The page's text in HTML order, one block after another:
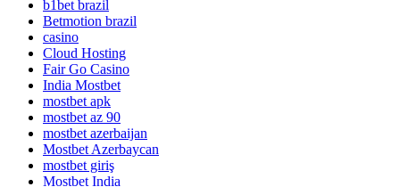
b1bet brazil
Betmotion brazil
casino
Cloud Hosting
Fair Go Casino
India Mostbet
mostbet apk
mostbet az 90
mostbet azerbaijan
Mostbet Azerbaycan
mostbet giriş
Mostbet India